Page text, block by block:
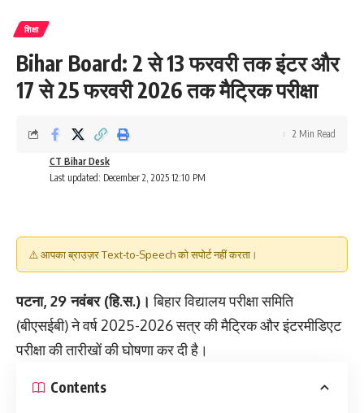
शिक्षा
Bihar Board: 2 से 13 फरवरी तक इंटर और
17 से 25 फरवरी 2026 तक मैट्रिक परीक्षा
Last updated: December 2, 2025 12:10 PM
CT Bihar Desk
2 Min Read
⚠️ आपका ब्राउज़र Text-to-Speech को सपोर्ट नहीं करता।
पटना, 29 नवंबर (हि.स.)। बिहार विद्यालय परीक्षा समिति
(बीएसईबी) ने वर्ष 2025-2026 सत्र की मैट्रिक और इंटरमीडिएट
परीक्षा की तारीखों की घोषणा कर दी है।
Contents